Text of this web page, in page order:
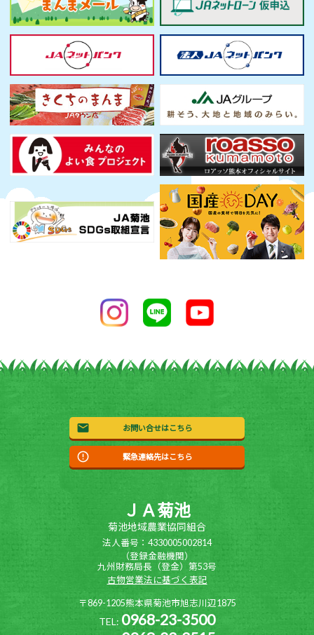
お問い合せはこちら
緊急連絡先はこちら
ＪＡ菊池
菊池地域農業協同組合
法人番号：4330005002814
（登録金融機関）
九州財務局長（登金）第53号
古物営業法に基づく表記
〒869-1205熊本県菊池市旭志川辺1875
TEL: 0968-23-3500